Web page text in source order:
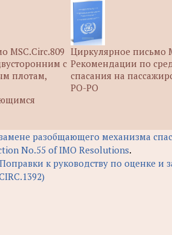
MSC.Circ.809
с
плотам,
Циркулярное письмо
Рекомендации по
спасания на
РО-РО
разобщающего механизма
No.55 of IMO Resolutions.
к руководству по оценке и